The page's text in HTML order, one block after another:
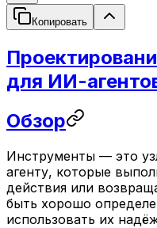
Копировать
для ИИ-
Обзор
Инструменты — это
агенту, которые
действия или
быть хорошо
использовать их